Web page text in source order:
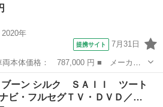
2020年
提携サイト 7月31日
ブーン ■ グレード名： Ｘ ＳＡＩ
Ｗ７０Ｄ】 ＡＭ／ＦＭ／ＣＤ スマ
ブーン シルク ＳＡＩＩ ツート
ビ・フルセグＴＶ・ＤＶＤ／…